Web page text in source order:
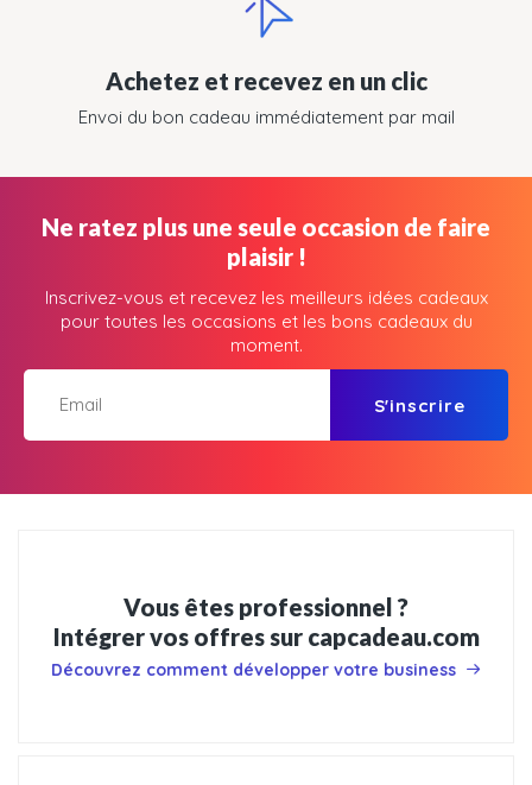
Achetez et recevez en un clic
Envoi du bon cadeau immédiatement par mail
Ne ratez plus une seule occasion de faire
plaisir !
Inscrivez-vous et recevez les meilleurs idées cadeaux
pour toutes les occasions et les bons cadeaux du
moment.
S'inscrire
Vous êtes professionnel ?
Intégrer vos offres sur capcadeau.com
Découvrez comment développer votre business